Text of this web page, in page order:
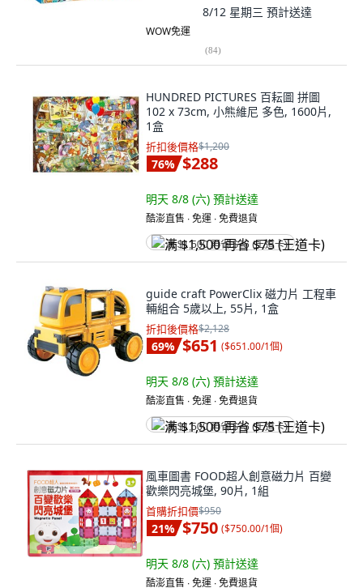
8/12 星期三 預計送達
WOW免運
(84)
HUNDRED PICTURES 百耘圖 拼圖
102 x 73cm, 小熊維尼 多色, 1600片,
1盒
折扣後價格$1,200
76% $288
明天 8/8 (六) 預計送達
酷澎直售 ∙ 免運 ∙ 免費退貨
满 $1,500 再省 $75 (王道卡)
guide craft PowerClix 磁力片 工程車
輛組合 5歲以上, 55片, 1盒
折扣後價格$2,128
69% $651 ($651.00/1個)
明天 8/8 (六) 預計送達
酷澎直售 ∙ 免運 ∙ 免費退貨
满 $1,500 再省 $75 (王道卡)
風車圖書 FOOD超人創意磁力片 百變
歡樂閃亮城堡, 90片, 1組
首購折扣價$950
21% $750 ($750.00/1個)
明天 8/8 (六) 預計送達
酷澎直售 ∙ 免運 ∙ 免費退貨